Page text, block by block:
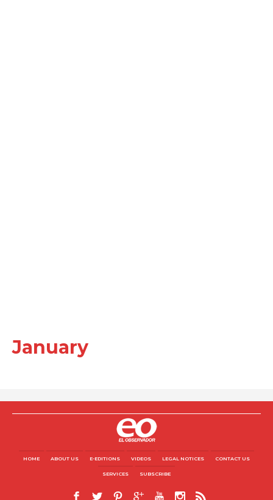
January
HOME ABOUT US E-EDITIONS VIDEOS LEGAL NOTICES CONTACT US
SERVICES SUBSCRIBE